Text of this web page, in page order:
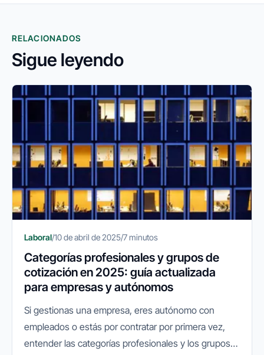
RELACIONADOS
Sigue leyendo
Laboral/10 de abril de 2025/7 minutos
Categorías profesionales y grupos de
cotización en 2025: guía actualizada
para empresas y autónomos
Si gestionas una empresa, eres autónomo con
empleados o estás por contratar por primera vez,
entender las categorías profesionales y los grupos